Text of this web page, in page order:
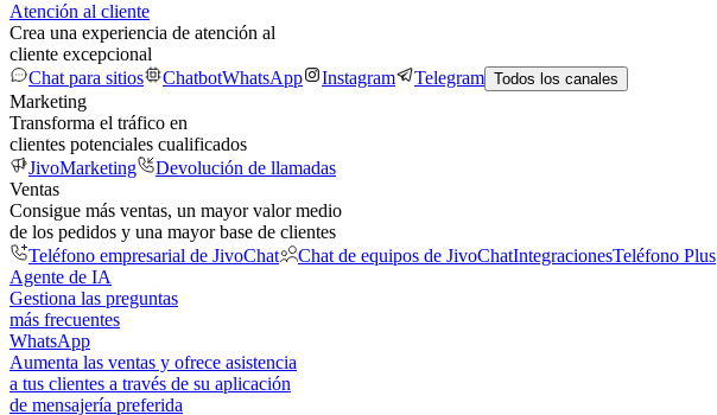
Atención al cliente
Crea una experiencia de atención al
cliente excepcional
Chat para sitios
ChatbotWhatsApp Instagram Telegram Todos los canales
Marketing
Transforma el tráfico en
clientes potenciales cualificados
JivoMarketing
Devolución de llamadas
Ventas
Consigue más ventas, un mayor valor medio
de los pedidos y una mayor base de clientes
Teléfono empresarial de JivoChat
Chat de equipos de JivoChatIntegracionesTeléfono Plus
Agente de IA
Gestiona las preguntas
más frecuentes
WhatsApp
Aumenta las ventas y ofrece asistencia
a tus clientes a través de su aplicación
de mensajería preferida